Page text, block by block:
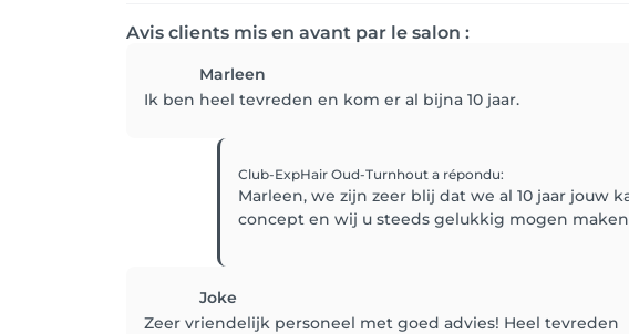
Avis clients mis en avant par le salon :
Marleen
Ik ben heel tevreden en kom er al bijna 10 jaar.
Club-ExpHair Oud-Turnhout a répondu:
Marleen, we zijn zeer blij dat we al 10 jaar
concept en wij u steeds gelukkig mogen
Joke
Zeer vriendelijk personeel met goed advies! Heel tevreden